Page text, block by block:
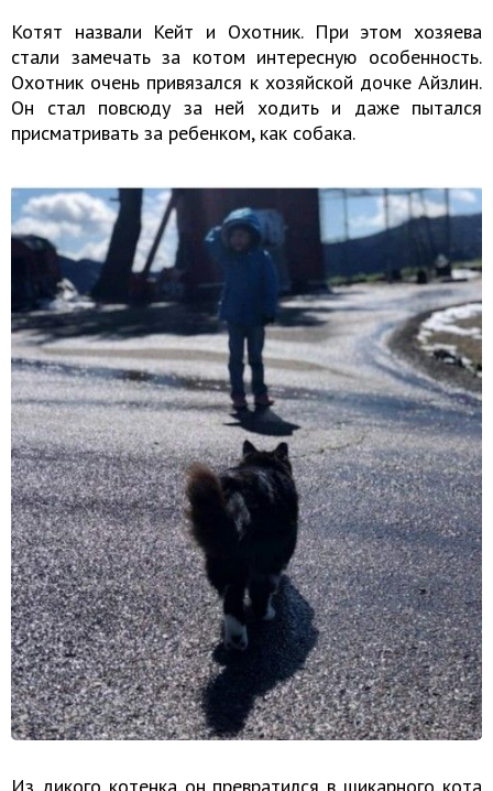
Котят назвали Кейт и Охотник. При этом хозяева
стали замечать за котом интересную особенность.
Охотник очень привязался к хозяйской дочке Айзлин.
Он стал повсюду за ней ходить и даже пытался
присматривать за ребенком, как собака.